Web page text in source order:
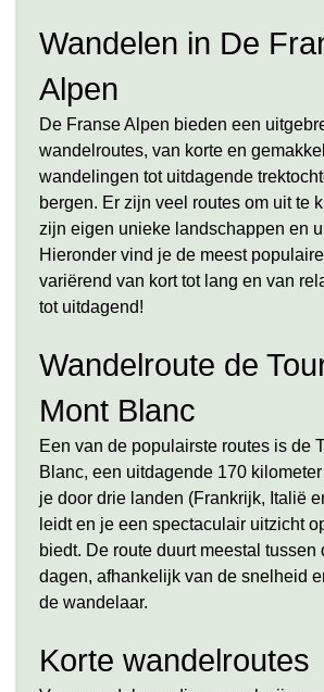
Wandelen in De
Alpen
De Franse Alpen bieden een
wandelroutes, van korte en
wandelingen tot uitdagende
bergen. Er zijn veel routes om uit te
zijn eigen unieke landschappen en
Hieronder vind je de meest
variërend van kort tot lang en van
tot uitdagend!
Wandelroute de
Mont Blanc
Een van de populairste routes is de
Blanc, een uitdagende 170
je door drie landen (Frankrijk, Italië
leidt en je een spectaculair uitzicht
biedt. De route duurt meestal tussen
dagen, afhankelijk van de snelheid
de wandelaar.
Korte wandelroutes